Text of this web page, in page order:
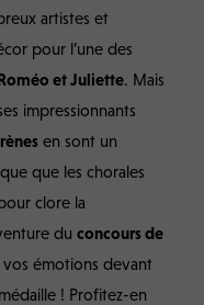
artistes et
pour l’une des
et Juliette. Mais
impressionnants
en sont un
que les chorales
clore la
duconcours de
émotions devant
! Profitez-en